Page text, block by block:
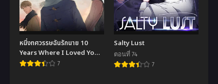
หนึ่งทศวรรษฉันรักนาย 10
Years Where I Loved You
the Most
7
Salty Lust
ตอนที่ 74
7